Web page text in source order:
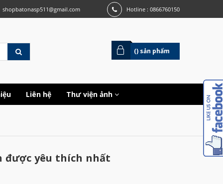
shopbatonasp511@gmail.com Hotline : 0866760150
() sản phẩm
Liên hệ Thư viện ảnh
được yêu thích nhất